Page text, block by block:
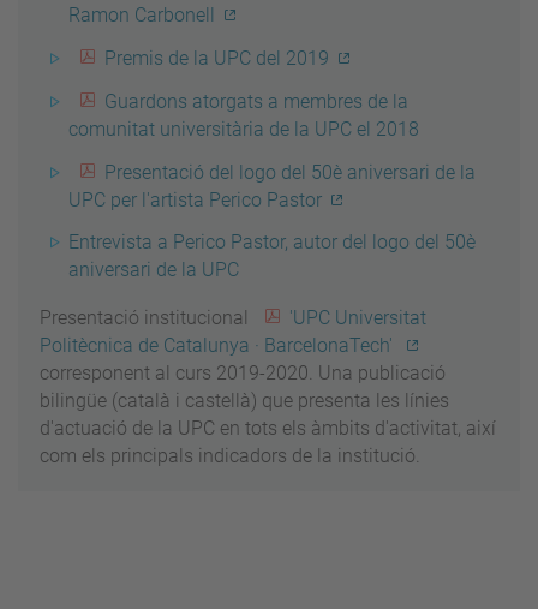
Ramon Carbonell
Premis de la UPC del 2019
Guardons atorgats a membres de la
comunitat universitària de la UPC el 2018
Presentació del logo del 50è aniversari de la
UPC per l'artista Perico Pastor
Entrevista a Perico Pastor, autor del logo del 50è
aniversari de la UPC
Presentació institucional
'UPC Universitat
Politècnica de Catalunya · BarcelonaTech'
corresponent al curs 2019-2020. Una publicació
bilingüe (català i castellà) que presenta les línies
d'actuació de la UPC en tots els àmbits d'activitat, així
com els principals indicadors de la institució.